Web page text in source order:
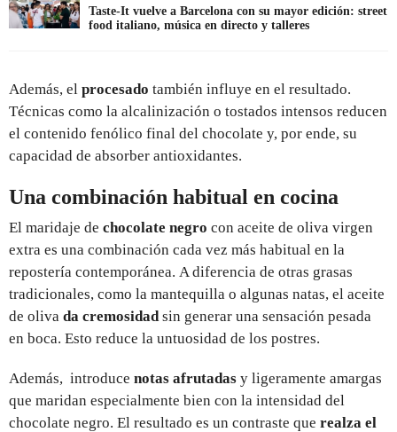
Taste-It vuelve a Barcelona con su mayor edición: street
food italiano, música en directo y talleres
Además, el procesado también influye en el resultado.
Técnicas como la alcalinización o tostados intensos reducen
el contenido fenólico final del chocolate y, por ende, su
capacidad de absorber antioxidantes.
Una combinación habitual en cocina
El maridaje de chocolate negro con aceite de oliva virgen
extra es una combinación cada vez más habitual en la
repostería contemporánea. A diferencia de otras grasas
tradicionales, como la mantequilla o algunas natas, el aceite
de oliva da cremosidadsin generar una sensación pesada
en boca. Esto reduce la untuosidad de los postres.
Además, introduce notas afrutadas y ligeramente amargas
que maridan especialmente bien con la intensidad del
chocolate negro. El resultado es un contraste que realza el